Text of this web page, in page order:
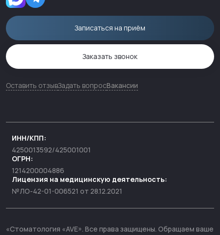
Записаться на приём
Заказать звонок
Оставить отзывЗадать вопросВакансии
ИНН/КПП:
4250013592/425001001
ОГРН:
1214200004886
Лицензия на медицинскую деятельность:
№ЛО-42-01-006521 от 28.12.2021
«Стоматология «AVE». Все права защищены. Обращаем ваше